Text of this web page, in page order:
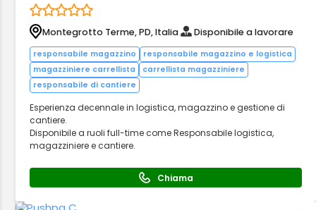
Montegrotto Terme, PD, Italia Disponibile a lavorare
responsabile magazzino
responsabile magazzino e logistica
magazziniere carrellista
carrellista magazziniere
responsabile di cantiere
Esperienza decennale in logistica, magazzino e gestione di
cantiere.
Disponibile a ruoli full-time come Responsabile logistica,
magazziniere e cantiere.
Chiama